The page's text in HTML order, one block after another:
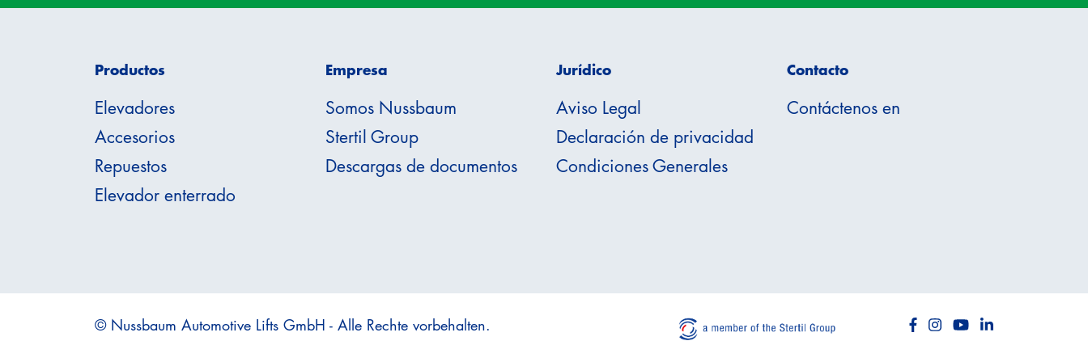
Productos
Elevadores
Accesorios
Repuestos
Elevador enterrado
Empresa
Somos Nussbaum
Stertil Group
Descargas de documentos
Jurídico
Aviso Legal
Declaración de privacidad
Condiciones Generales
Contacto
Contáctenos en
© Nussbaum Automotive Lifts GmbH - Alle Rechte vorbehalten.